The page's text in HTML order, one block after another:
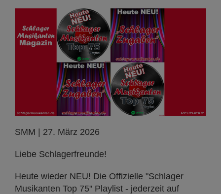
SMM | 27. März 2026
Liebe Schlagerfreunde!
Heute wieder NEU! Die Offizielle "Schlager
Musikanten Top 75" Playlist - jederzeit auf